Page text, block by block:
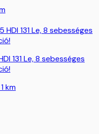
131 Le, 8 sebességes
1 km